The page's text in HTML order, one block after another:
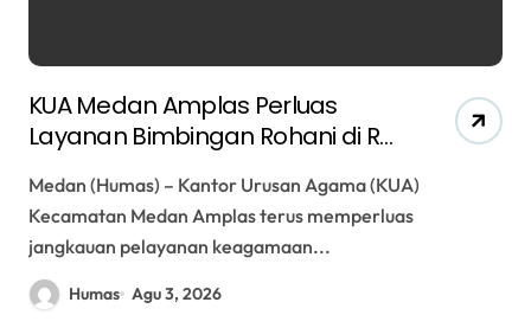
KUA Medan Amplas Perluas
Layanan Bimbingan Rohani di RS
Harapan Pasien ICU
Medan (Humas) – Kantor Urusan Agama (KUA)
Kecamatan Medan Amplas terus memperluas
jangkauan pelayanan keagamaan...
Humas Agu 3, 2026